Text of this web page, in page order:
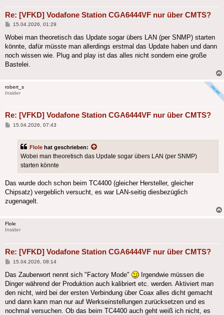
Re: [VFKD] Vodafone Station CGA6444VF nur über CMTS?
Beitrag
15.04.2026, 01:29
Wobei man theoretisch das Update sogar übers LAN (per SNMP) starten
könnte, dafür müsste man allerdings erstmal das Update haben und dann
noch wissen wie. Plug and play ist das alles nicht sondern eine große
Bastelei.
robert_s
Insider
Re: [VFKD] Vodafone Station CGA6444VF nur über CMTS?
Beitrag
15.04.2026, 07:43
Flole hat geschrieben:
Wobei man theoretisch das Update sogar übers LAN (per SNMP)
starten könnte
Das wurde doch schon beim TC4400 (gleicher Hersteller, gleicher
Chipsatz) vergeblich versucht, es war LAN-seitig diesbezüglich
zugenagelt.
Flole
Insider
Re: [VFKD] Vodafone Station CGA6444VF nur über CMTS?
Beitrag
15.04.2026, 08:14
Das Zauberwort nennt sich "Factory Mode"
Irgendwie müssen die
Dinger während der Produktion auch kalibriert etc. werden. Aktiviert man
den nicht, wird bei der ersten Verbindung über Coax alles dicht gemacht
und dann kann man nur auf Werkseinstellungen zurücksetzen und es
nochmal versuchen. Ob das beim TC4400 auch geht weiß ich nicht, es